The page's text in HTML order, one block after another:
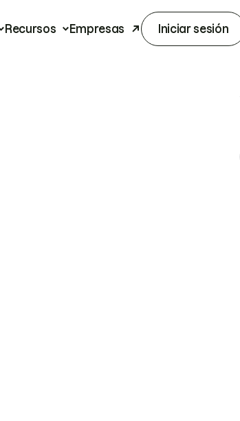
Recursos Empresas Iniciar sesión